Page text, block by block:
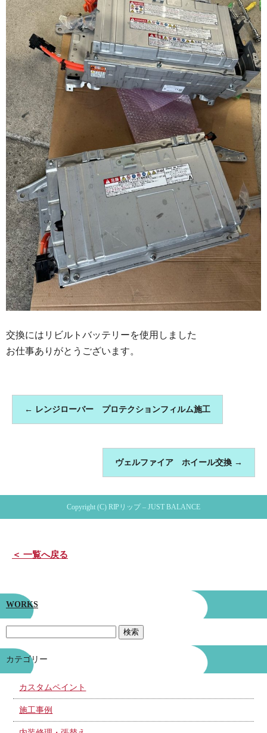
交換にはリビルトバッテリーを使用しました
お仕事ありがとうございます。
← レンジローバー プロテクションフィルム施工
ヴェルファイア ホイール交換 →
Copyright (C) RIPリップ – JUST BALANCE
＜ 一覧へ戻る
WORKS
カテゴリー
カスタムペイント
施工事例